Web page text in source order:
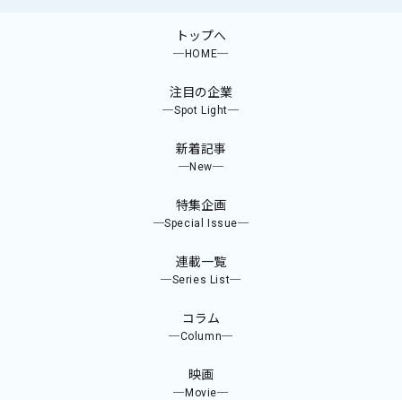
トップへ
─HOME─
注目の企業
─Spot Light─
新着記事
─New─
特集企画
─Special Issue─
連載一覧
─Series List─
コラム
─Column─
映画
─Movie─